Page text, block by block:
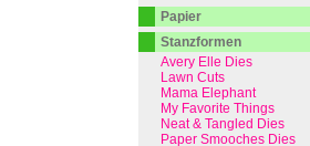
Papier
Stanzformen
Avery Elle Dies
Lawn Cuts
Mama Elephant
My Favorite Things
Neat & Tangled Dies
Paper Smooches Dies